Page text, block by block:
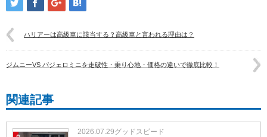
ハリアーは高級車に該当する？高級車と言われる理由は？
ジムニーVS パジェロミニを走破性・乗り心地・価格の違いで徹底比較！
関連記事
2026.07.29グッドスピード